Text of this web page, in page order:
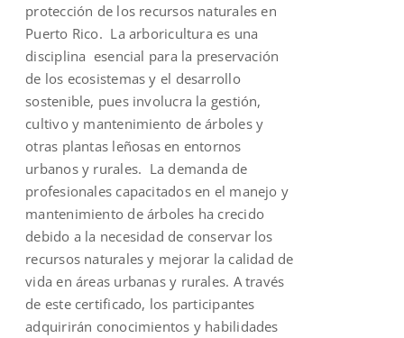
protección de los recursos naturales en
Puerto Rico. La arboricultura es una
disciplina esencial para la preservación
de los ecosistemas y el desarrollo
sostenible, pues involucra la gestión,
cultivo y mantenimiento de árboles y
otras plantas leñosas en entornos
urbanos y rurales. La demanda de
profesionales capacitados en el manejo y
mantenimiento de árboles ha crecido
debido a la necesidad de conservar los
recursos naturales y mejorar la calidad de
vida en áreas urbanas y rurales. A través
de este certificado, los participantes
adquirirán conocimientos y habilidades